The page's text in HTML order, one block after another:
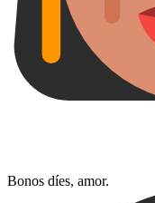
Bonos díes, amor.